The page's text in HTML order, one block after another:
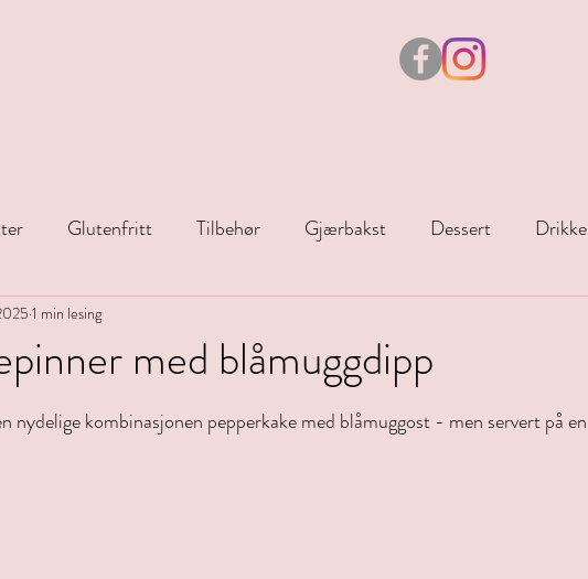
Glutenfritt Tilbehør Gjærbakst Dessert Drikke
Juleoppskrifter
med blåmuggdipp
1 min lesing
nydelige kombinasjonen pepperkake med blåmuggost - men servert på en